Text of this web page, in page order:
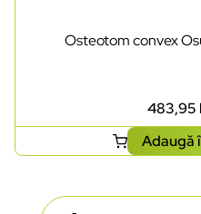
Osteotom convex
483,95
Adaugă